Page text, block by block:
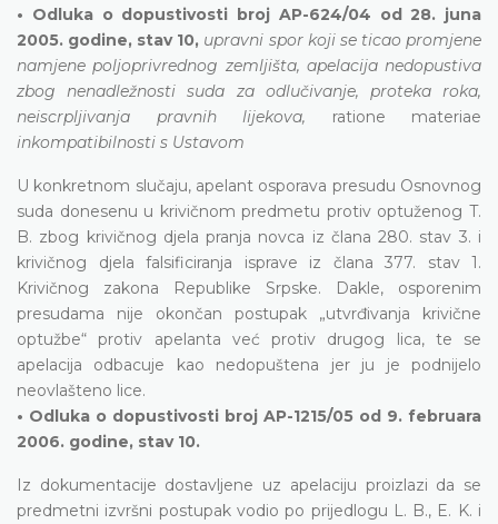
• Odluka o dopustivosti broj AP-624/04 od 28. juna
2005. godine, stav 10, upravni spor koji se ticao promjene
namjene poljoprivrednog zemljišta, apelacija nedopustiva
zbog nenadležnosti suda za odlučivanje, proteka roka,
neiscrpljivanja pravnih lijekova, ratione materiae
inkompatibilnosti s Ustavom
U konkretnom slučaju, apelant osporava presudu Osnovnog
suda donesenu u krivičnom predmetu protiv optuženog T.
B. zbog krivičnog djela pranja novca iz člana 280. stav 3. i
krivičnog djela falsificiranja isprave iz člana 377. stav 1.
Krivičnog zakona Republike Srpske. Dakle, osporenim
presudama nije okončan postupak „utvrđivanja krivične
optužbe“ protiv apelanta već protiv drugog lica, te se
apelacija odbacuje kao nedopuštena jer ju je podnijelo
neovlašteno lice.
• Odluka o dopustivosti broj AP-1215/05 od 9. februara
2006. godine, stav 10.
Iz dokumentacije dostavljene uz apelaciju proizlazi da se
predmetni izvršni postupak vodio po prijedlogu L. B., E. K. i